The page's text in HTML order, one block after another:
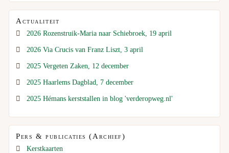
Actualiteit
2026 Rozenstruik-Maria naar Schiebroek, 19 april
2026 Via Crucis van Franz Liszt, 3 april
2025 Vergeten Zaken, 12 december
2025 Haarlems Dagblad, 7 december
2025 Hémans kerststallen in blog 'verderopweg.nl'
Pers & publicaties (Archief)
Kerstkaarten